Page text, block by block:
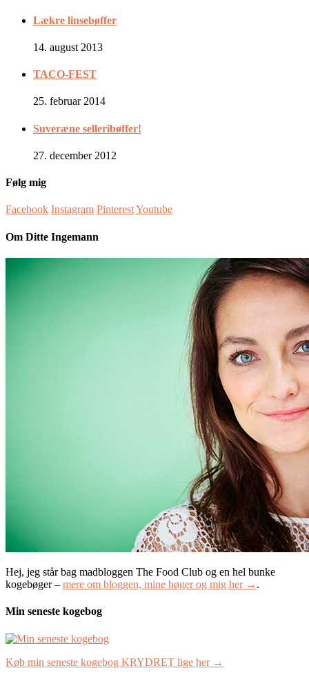
Lækre linsebøffer
14. august 2013
TACO-FEST
25. februar 2014
Suveræne selleribøffer!
27. december 2012
Følg mig
Facebook Instagram PinterestYoutube
Om Ditte Ingemann
Hej, jeg står bag madbloggen The Food Club og en hel bunke
kogebøger – mere om bloggen, mine bøger og mig her → .
Min seneste kogebog
Køb min seneste kogebog KRYDRET lige her →